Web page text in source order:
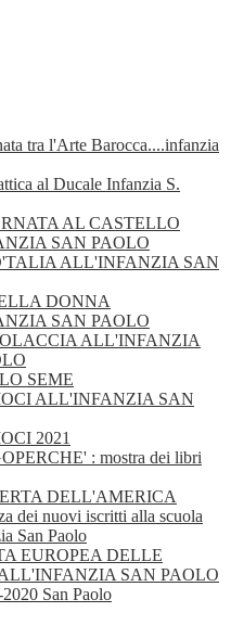
tra l'Arte Barocca....infanzia
al Ducale Infanzia S.
AL CASTELLO
SAN PAOLO
ALL'INFANZIA SAN
DONNA
SAN PAOLO
ALL'INFANZIA
SEME
ALL'INFANZIA SAN
2021
: mostra dei libri
DELL'AMERICA
dei nuovi iscritti alla scuola
San Paolo
EUROPEA DELLE
SAN PAOLO
San Paolo